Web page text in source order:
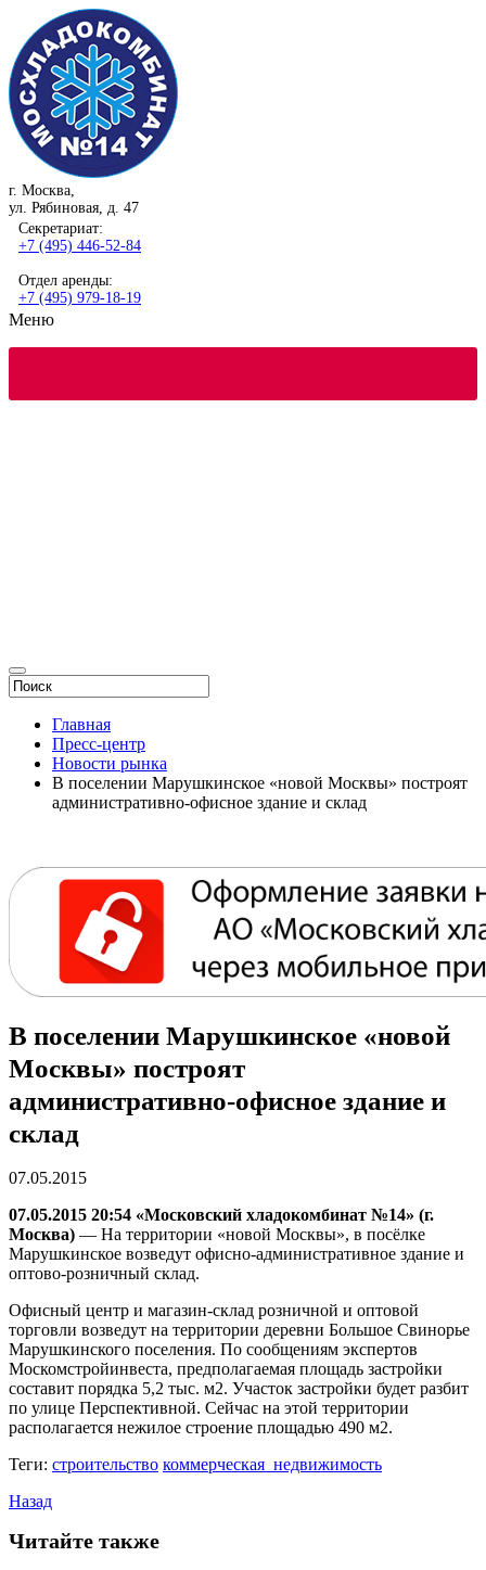
г. Москва,
ул. Рябиновая, д. 47
Секретариат:
+7 (495) 446-52-84
Отдел аренды:
+7 (495) 979-18-19
Меню
Главная
Пресс-центр
Новости рынка
В поселении Марушкинское «новой Москвы» построят
административно-офисное здание и склад
В поселении Марушкинское «новой
Москвы» построят
административно-офисное здание и
склад
07.05.2015
07.05.2015 20:54 «Московский хладокомбинат №14» (г.
Москва) — На территории «новой Москвы», в посёлке
Марушкинское возведут офисно-административное здание и
оптово-розничный склад.
Офисный центр и магазин-склад розничной и оптовой
торговли возведут на территории деревни Большое Свинорье
Марушкинского поселения. По сообщениям экспертов
Москомстройинвеста, предполагаемая площадь застройки
составит порядка 5,2 тыс. м2. Участок застройки будет разбит
по улице Перспективной. Сейчас на этой территории
располагается нежилое строение площадью 490 м2.
Теги: строительство коммерческая_недвижимость
Назад
Читайте также